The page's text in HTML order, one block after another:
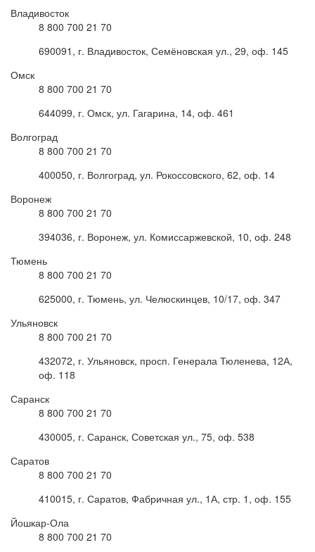
Владивосток
8 800 700 21 70
690091, г. Владивосток, Семёновская ул., 29, оф. 145
Омск
8 800 700 21 70
644099, г. Омск, ул. Гагарина, 14, оф. 461
Волгоград
8 800 700 21 70
400050, г. Волгоград, ул. Рокоссовского, 62, оф. 14
Воронеж
8 800 700 21 70
394036, г. Воронеж, ул. Комиссаржевской, 10, оф. 248
Тюмень
8 800 700 21 70
625000, г. Тюмень, ул. Челюскинцев, 10/17, оф. 347
Ульяновск
8 800 700 21 70
432072, г. Ульяновск, просп. Генерала Тюленева, 12А,
оф. 118
Саранск
8 800 700 21 70
430005, г. Саранск, Советская ул., 75, оф. 538
Саратов
8 800 700 21 70
410015, г. Саратов, Фабричная ул., 1А, стр. 1, оф. 155
Йошкар-Ола
8 800 700 21 70